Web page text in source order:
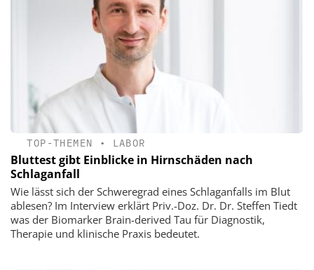
TOP-THEMEN • LABOR
Bluttest gibt Einblicke in Hirnschäden nach
Schlaganfall
Wie lässt sich der Schweregrad eines Schlaganfalls im Blut
ablesen? Im Interview erklärt Priv.-Doz. Dr. Dr. Steffen Tiedt
was der Biomarker Brain-derived Tau für Diagnostik,
Therapie und klinische Praxis bedeutet.